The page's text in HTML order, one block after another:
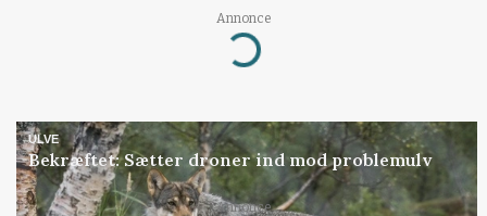
Annonce
Loading...
ULVE
Bekræftet: Sætter droner ind mod problemulv
Annonce